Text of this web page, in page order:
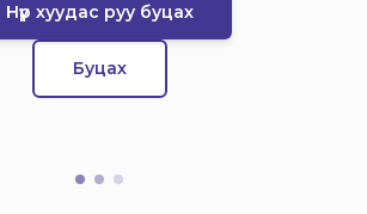
Нүүр хуудас руу буцах
Буцах